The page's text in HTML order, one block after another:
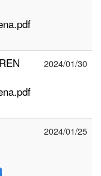
2024/01/30
2024/01/25